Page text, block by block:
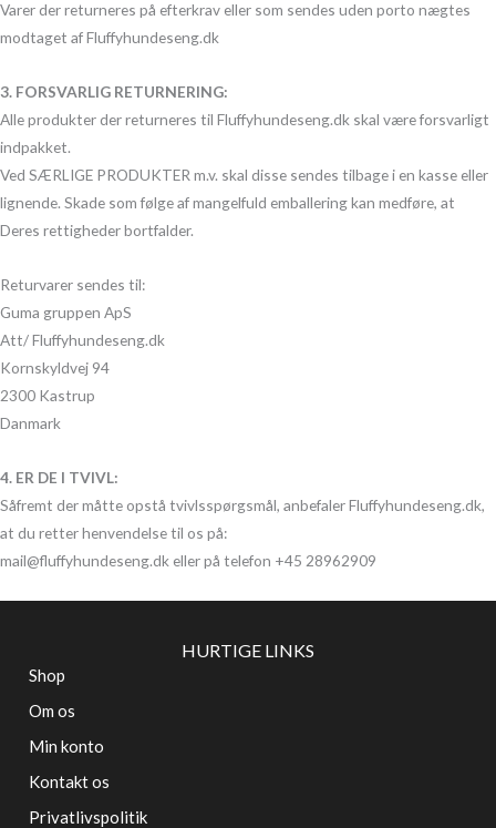
Varer der returneres på efterkrav eller som sendes uden porto nægtes
modtaget af Fluffyhundeseng.dk
3. FORSVARLIG RETURNERING:
Alle produkter der returneres til Fluffyhundeseng.dk skal være forsvarligt
indpakket.
Ved SÆRLIGE PRODUKTER m.v. skal disse sendes tilbage i en kasse eller
lignende. Skade som følge af mangelfuld emballering kan medføre, at
Deres rettigheder bortfalder.
Returvarer sendes til:
Guma gruppen ApS
Att/ Fluffyhundeseng.dk
Kornskyldvej 94
2300 Kastrup
Danmark
4. ER DE I TVIVL:
Såfremt der måtte opstå tvivlsspørgsmål, anbefaler Fluffyhundeseng.dk,
at du retter henvendelse til os på:
mail@fluffyhundeseng.dk eller på telefon +45 28962909
HURTIGE LINKS
Shop
Om os
Min konto
Kontakt os
Privatlivspolitik